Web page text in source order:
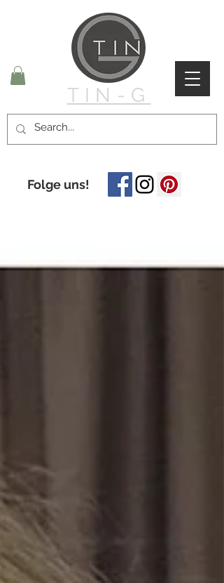
TIN-G
Folge uns!